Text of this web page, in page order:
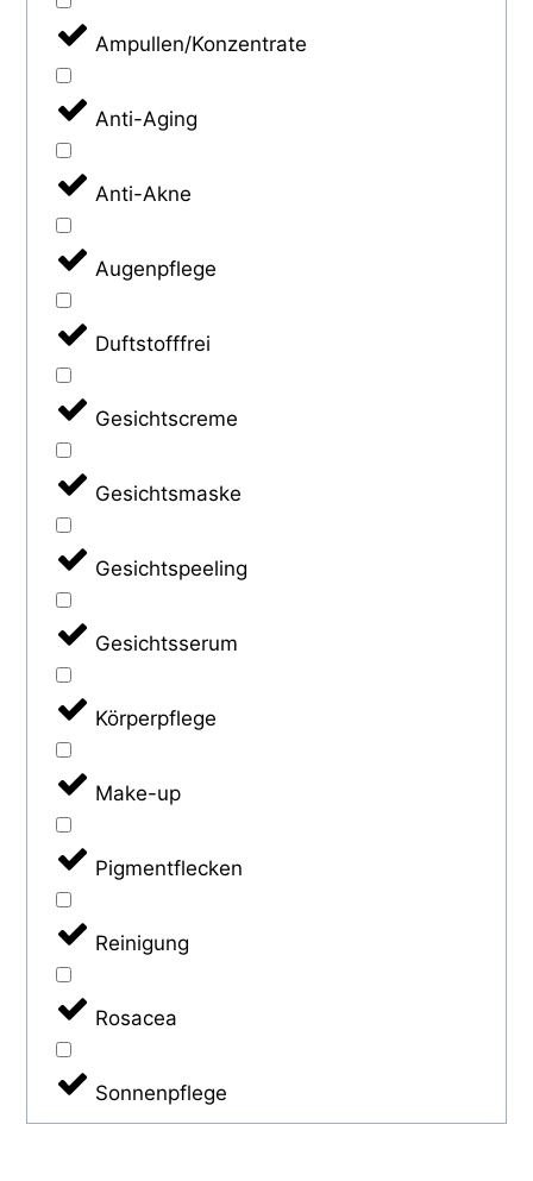
Ampullen/Konzentrate
Anti-Aging
Anti-Akne
Augenpflege
Duftstofffrei
Gesichtscreme
Gesichtsmaske
Gesichtspeeling
Gesichtsserum
Körperpflege
Make-up
Pigmentflecken
Reinigung
Rosacea
Sonnenpflege